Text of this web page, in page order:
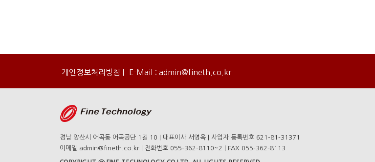
개인정보처리방침 E-Mail : admin@fineth.co.kr
경남 양산시 어곡동 어곡공단 1길 10 | 대표이사 서영옥 | 사업자 등록번호 621-81-31371
이메일 admin@fineth.co.kr | 전화번호 055-362-8110~2 | FAX 055-362-8113